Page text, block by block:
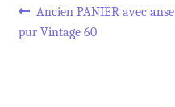
Navigation
de
Article
précédent :
Ancien PANIER avec anse
pur Vintage 60